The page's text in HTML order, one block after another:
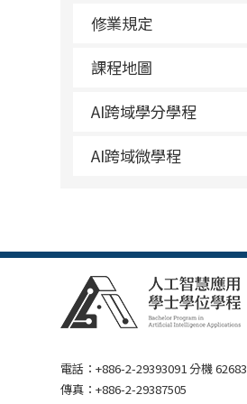
修業規定
課程地圖
AI跨域學分學程
AI跨域微學程
電話：+886-2-29393091 分機 62683
傳真：+886-2-29387505